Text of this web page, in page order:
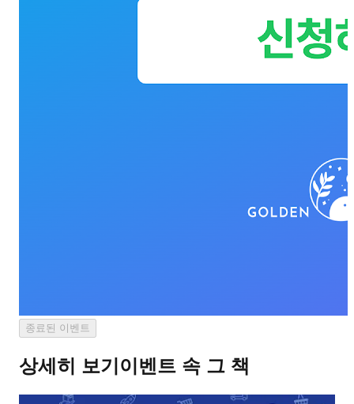
종료된 이벤트
상세히 보기 이벤트 속 그 책